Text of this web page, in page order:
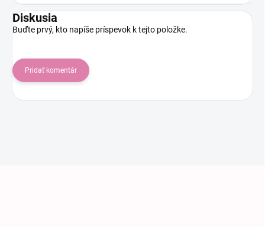
Diskusia
Buďte prvý, kto napíše príspevok k tejto položke.
Pridať komentár